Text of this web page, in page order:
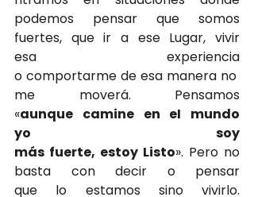
podemos pensar que somos
fuertes, que ir a ese Lugar, vivir
esa experiencia
o comportarme de esa manera no
me moverá. Pensamos
«aunque camine en eI mundo
yo soy
más fuerte, estoy Listo». Pero no
basta con decir o pensar
que lo estamos sino vivirlo.